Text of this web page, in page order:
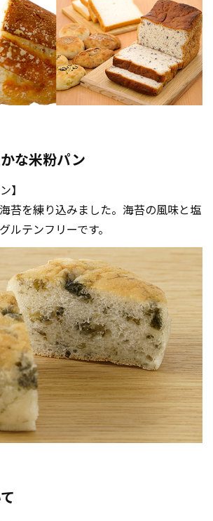
な米粉パン
】
苔を練り込みました。海苔の風味と塩
ルテンフリーです。